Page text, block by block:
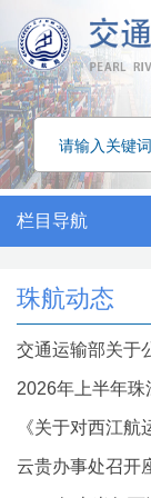
栏目导航
珠航动态
交通运输部关于
民共和国船舶油
法〉的决定（
2026年上半年珠
险品船运力分析
《关于对西江
问卷》收集情况
云贵办事处召开